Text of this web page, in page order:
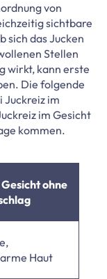
von
sichtbare
sich das Jucken
Stellen
wirkt, kann erste
Die folgende
Juckreiz im
im Gesicht
kommen.
ohne
Haut